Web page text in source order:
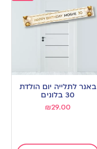
באנר לתלייה יום הולדת
30 בלונים
₪29.00